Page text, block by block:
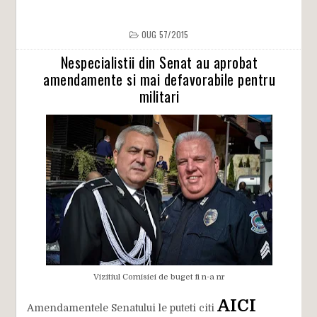
OUG 57/2015
Nespecialistii din Senat au aprobat
amendamente si mai defavorabile pentru
militari
Vizitiul Comisiei de buget fi n-a nr
Amendamentele Senatului le puteti citiAICI